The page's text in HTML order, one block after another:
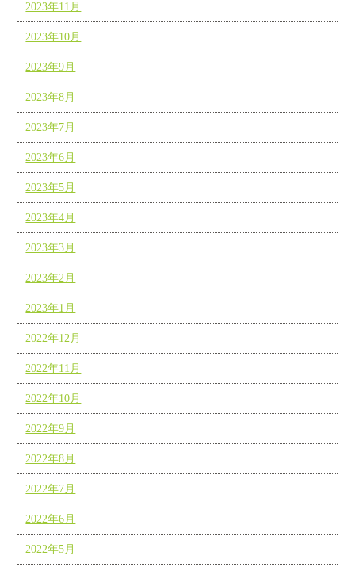
2023年11月
2023年10月
2023年9月
2023年8月
2023年7月
2023年6月
2023年5月
2023年4月
2023年3月
2023年2月
2023年1月
2022年12月
2022年11月
2022年10月
2022年9月
2022年8月
2022年7月
2022年6月
2022年5月